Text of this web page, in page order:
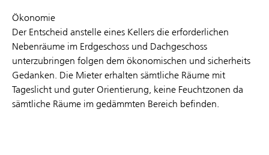
Ökonomie
Der Entscheid anstelle eines Kellers die erforderlichen
Nebenräume im Erdgeschoss und Dachgeschoss
unterzubringen folgen dem ökonomischen und sicherheits
Gedanken. Die Mieter erhalten sämtliche Räume mit
Tageslicht und guter Orientierung, keine Feuchtzonen da
sämtliche Räume im gedämmten Bereich befinden.